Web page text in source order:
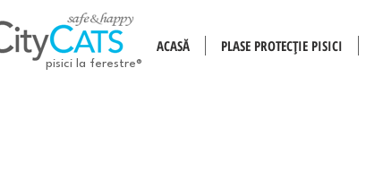
pisici la ferestre®
ACASĂ PLASE PROTECȚIE PISICI